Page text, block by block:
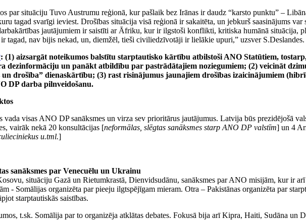
par situāciju Tuvo Austrumu reģionā, kur pašlaik bez Irānas ir daudz “karsto punktu” –
tagad svarīgi ieviest. Drošības situācija visā reģionā ir sakaitēta, un jebkurš saasinājums
jautājumiem ir saistīti ar Āfriku, kur ir ilgstoši konflikti, kritiska humānā situācija,
tagad, nav bijis nekad, un, diemžēl, tieši civiliedzīvotāji ir lielākie upuri,” uzsver S.Deslandes.
: (1) aizsargāt noteikumos balstītu starptautisko kārtību atbilstoši ANO Statūtiem,
dezinformāciju un panākt atbildību par pastrādātajiem noziegumiem; (2) veicināt
un drošība” dienaskārtību; (3) rast risinājumus jaunajiem drošības izaicinājumiem
DP darba pilnveidošanu.
visas ANO DP sanāksmes un virza sev prioritārus jautājumus. Latvija būs prezidējošā
vairāk nekā 20 konsultācijas [neformālas, slēgtas sanāksmes starp ANO DP valstīm] un 4
u.tml.]
sanāksmes par Venecuēlu un Ukrainu
situāciju Gazā un Rietumkrastā, Dienvidsudānu, sanāksmes par ANO misijām, kur ir
- Somālijas organizēta par pieeju ilgtspējīgam mieram. Otra – Pakistānas organizēta par
starptautiskās saistības.
t.sk. Somālija par to organizēja atklātas debates. Fokusā bija arī Kipra, Haiti, Sudāna un